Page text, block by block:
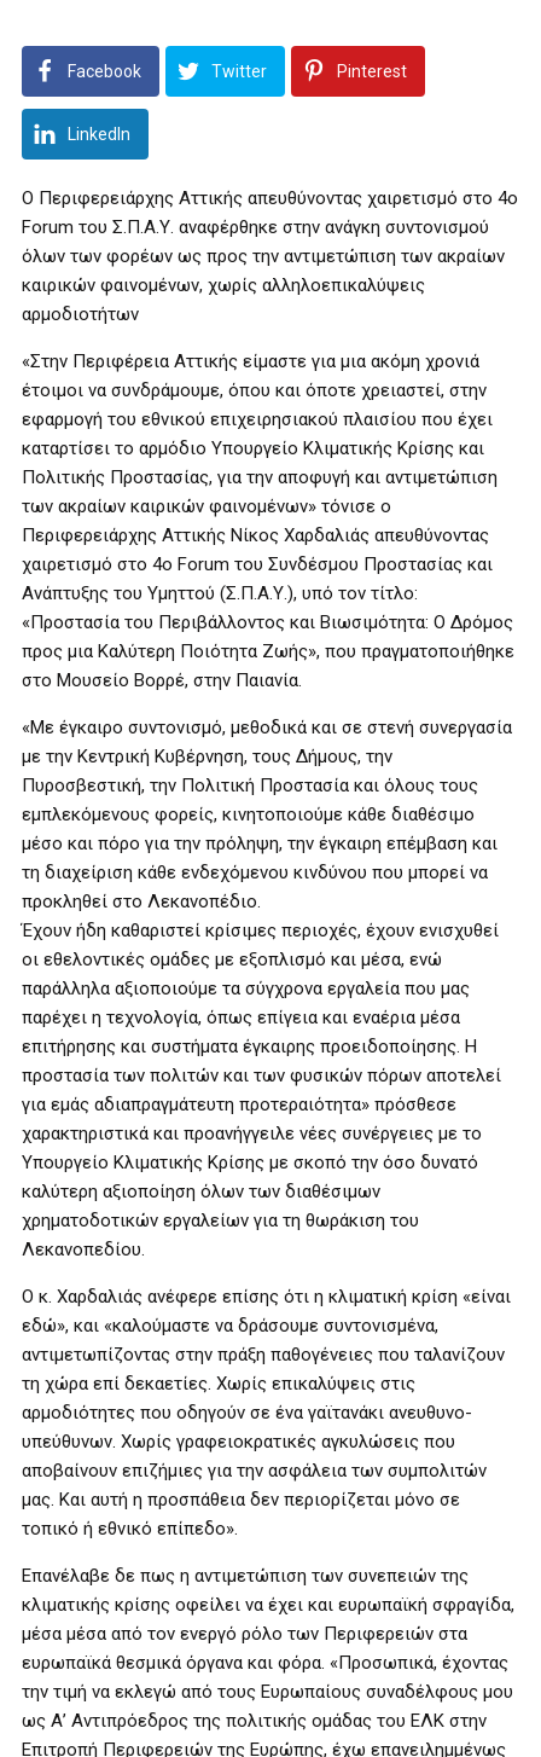
Facebook Twitter Pinterest
LinkedIn
Ο Περιφερειάρχης Αττικής απευθύνοντας χαιρετισμό στο 4ο
Forum του Σ.Π.Α.Υ. αναφέρθηκε στην ανάγκη συντονισμού
όλων των φορέων ως προς την αντιμετώπιση των ακραίων
καιρικών φαινομένων, χωρίς αλληλοεπικαλύψεις
αρμοδιοτήτων
«Στην Περιφέρεια Αττικής είμαστε για μια ακόμη χρονιά
έτοιμοι να συνδράμουμε, όπου και όποτε χρειαστεί, στην
εφαρμογή του εθνικού επιχειρησιακού πλαισίου που έχει
καταρτίσει το αρμόδιο Υπουργείο Κλιματικής Κρίσης και
Πολιτικής Προστασίας, για την αποφυγή και αντιμετώπιση
των ακραίων καιρικών φαινομένων» τόνισε ο
Περιφερειάρχης Αττικής Νίκος Χαρδαλιάς απευθύνοντας
χαιρετισμό στο 4ο Forum του Συνδέσμου Προστασίας και
Ανάπτυξης του Υμηττού (Σ.Π.Α.Υ.), υπό τον τίτλο:
«Προστασία του Περιβάλλοντος και Βιωσιμότητα: Ο Δρόμος
προς μια Καλύτερη Ποιότητα Ζωής», που πραγματοποιήθηκε
στο Μουσείο Βορρέ, στην Παιανία.
«Με έγκαιρο συντονισμό, μεθοδικά και σε στενή συνεργασία
με την Κεντρική Κυβέρνηση, τους Δήμους, την
Πυροσβεστική, την Πολιτική Προστασία και όλους τους
εμπλεκόμενους φορείς, κινητοποιούμε κάθε διαθέσιμο
μέσο και πόρο για την πρόληψη, την έγκαιρη επέμβαση και
τη διαχείριση κάθε ενδεχόμενου κινδύνου που μπορεί να
προκληθεί στο Λεκανοπέδιο.
Έχουν ήδη καθαριστεί κρίσιμες περιοχές, έχουν ενισχυθεί
οι εθελοντικές ομάδες με εξοπλισμό και μέσα, ενώ
παράλληλα αξιοποιούμε τα σύγχρονα εργαλεία που μας
παρέχει η τεχνολογία, όπως επίγεια και εναέρια μέσα
επιτήρησης και συστήματα έγκαιρης προειδοποίησης. Η
προστασία των πολιτών και των φυσικών πόρων αποτελεί
για εμάς αδιαπραγμάτευτη προτεραιότητα» πρόσθεσε
χαρακτηριστικά και προανήγγειλε νέες συνέργειες με το
Υπουργείο Κλιματικής Κρίσης με σκοπό την όσο δυνατό
καλύτερη αξιοποίηση όλων των διαθέσιμων
χρηματοδοτικών εργαλείων για τη θωράκιση του
Λεκανοπεδίου.
Ο κ. Χαρδαλιάς ανέφερε επίσης ότι η κλιματική κρίση «είναι
εδώ», και «καλούμαστε να δράσουμε συντονισμένα,
αντιμετωπίζοντας στην πράξη παθογένειες που ταλανίζουν
τη χώρα επί δεκαετίες. Χωρίς επικαλύψεις στις
αρμοδιότητες που οδηγούν σε ένα γαϊτανάκι ανευθυνο-
υπεύθυνων. Χωρίς γραφειοκρατικές αγκυλώσεις που
αποβαίνουν επιζήμιες για την ασφάλεια των συμπολιτών
μας. Και αυτή η προσπάθεια δεν περιορίζεται μόνο σε
τοπικό ή εθνικό επίπεδο».
Επανέλαβε δε πως η αντιμετώπιση των συνεπειών της
κλιματικής κρίσης οφείλει να έχει και ευρωπαϊκή σφραγίδα,
μέσα μέσα από τον ενεργό ρόλο των Περιφερειών στα
ευρωπαϊκά θεσμικά όργανα και φόρα. «Προσωπικά, έχοντας
την τιμή να εκλεγώ από τους Ευρωπαίους συναδέλφους μου
ως Α’ Αντιπρόεδρος της πολιτικής ομάδας του ΕΛΚ στην
Επιτροπή Περιφερειών της Ευρώπης, έχω επανειλημμένως